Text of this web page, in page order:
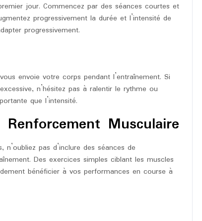
jour. Commencez par des séances courtes et
progressivement la durée et l’intensité de
progressivement.
envoie votre corps pendant l’entraînement. Si
n’hésitez pas à ralentir le rythme ou
que l’intensité.
Musculaire
pas d’inclure des séances de
Des exercices simples ciblant les muscles
bénéficier à vos performances en course à